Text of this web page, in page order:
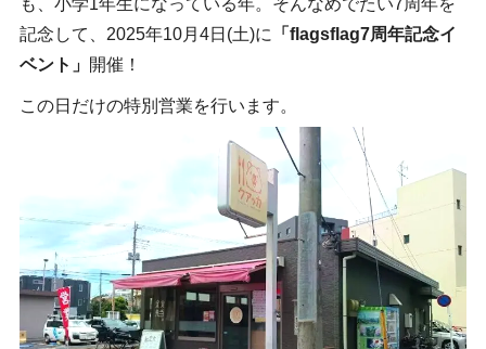
記念して、2025年10月4日(土)に
「flagsflag7周年記念イ
ベント」
開催！
この日だけの特別営業を行います。